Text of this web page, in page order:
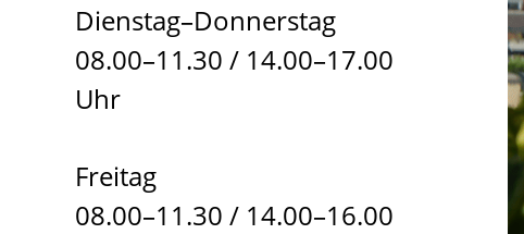
Dienstag–Donnerstag
08.00–11.30 / 14.00–17.00
Uhr
Freitag
08.00–11.30 / 14.00–16.00